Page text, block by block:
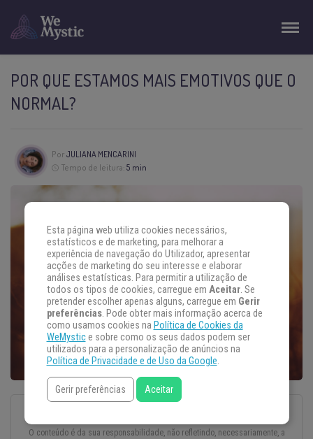
POR QUE ESTAMOS MAIS EMOTIVOS QUE O
NORMAL?
Por JULIANA MENCARINI
Tempo de leitura: 5 min
Esse texto foi escrito com todo o cuidado e carinho por um autor convidado.
O conteúdo é da sua responsabilidade, não refletindo, necessariamente, a
Esta página web utiliza cookies necessários,
estatísticos e de marketing, para melhorar a
experiência de navegação do Utilizador, apresentar
acções de marketing do seu interesse e elaborar
análises estatísticas. Para permitir a utilização de
todos os tipos de cookies, carregue em Aceitar. Se
pretender escolher apenas alguns, carregue em Gerir
preferências. Pode obter mais informação acerca de
como usamos cookies na Política de Cookies da
WeMystice sobre como os seus dados podem ser
utilizados para a personalização de anúncios na
Política de Privacidade e de Uso da Google.
Gerir preferências Aceitar